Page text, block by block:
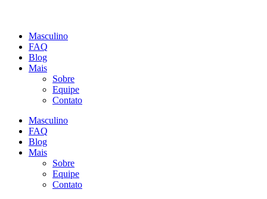
Masculino
FAQ
Blog
Mais
Sobre
Equipe
Contato
Masculino
FAQ
Blog
Mais
Sobre
Equipe
Contato